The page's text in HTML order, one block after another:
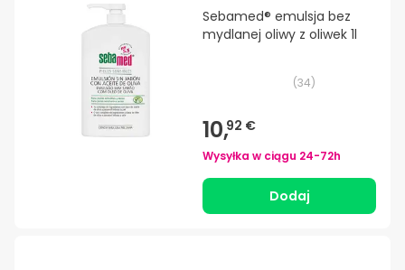
Sebamed® emulsja bez
mydlanej oliwy z oliwek 1l
(34)
10,92 €
Wysyłka w ciągu 24-72h
Dodaj